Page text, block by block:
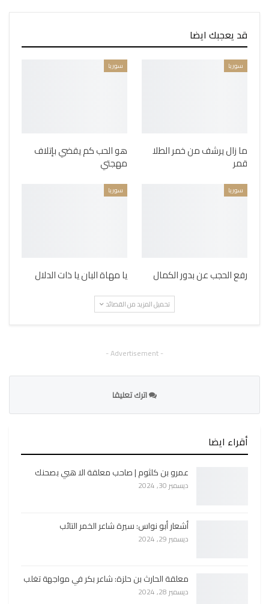
قد يعجبك ايضا
سوريا
ما زال يرشف من خمر الطلا
قمر
سوريا
هو الحب كم يقضي بإتلاف
مهجتي
سوريا
رفع الحجب عن بدور الكمال
سوريا
يا مهاة البان يا ذات الدلال
تحميل المزيد من القصائد
- Advertisement -
اترك تعليقا
أقراء ايضا
عمرو بن كلثوم | صاحب معلقة الا هبي بصحنك
ديسمبر 30, 2024
أشعار أبو نواس: سيرة شاعر الخمر التائب
ديسمبر 29, 2024
معلقة الحارث بن حلزة: شاعر بكر في مواجهة تغلب
ديسمبر 28, 2024